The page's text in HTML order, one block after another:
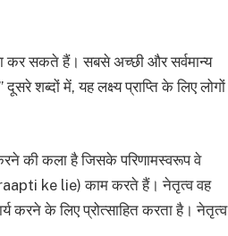
कर सकते हैं। सबसे अच्छी और सर्वमान्य
शब्दों में, यह लक्ष्य प्राप्ति के लिए लोगों
की कला है जिसके परिणामस्वरूप वे
ke lie) काम करते हैं। नेतृत्व वह
करने के लिए प्रोत्साहित करता है। नेतृत्व